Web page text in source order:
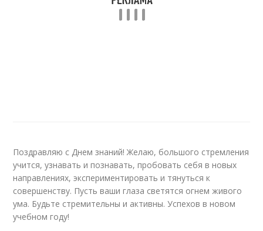
Поздравляю с Днем знаний! Желаю, большого стремления
учится, узнавать и познавать, пробовать себя в новых
направлениях, экспериментировать и тянуться к
совершенству. Пусть ваши глаза светятся огнем живого
ума. Будьте стремительны и активны. Успехов в новом
учебном году!